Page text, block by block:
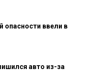
опасности ввели в
авто из-за